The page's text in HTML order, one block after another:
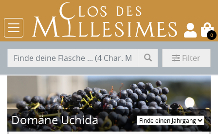
0
Filter
Domäne Uchida